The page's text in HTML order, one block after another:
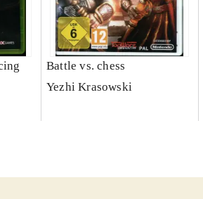
Battle vs. chess
Yezhi Krasowski